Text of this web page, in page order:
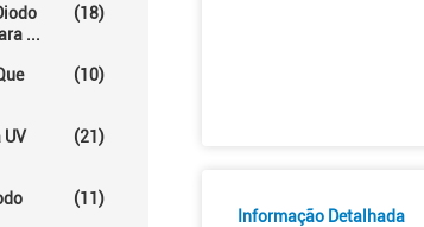
...
(18)
(10)
UV
(21)
(11)
Informação Detalhada